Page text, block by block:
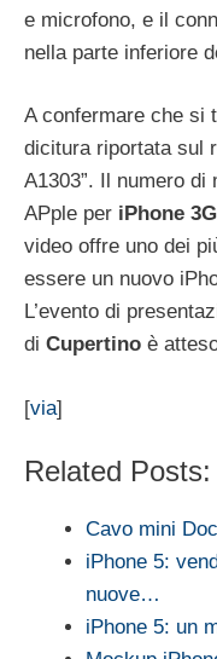
e microfono, e il
nella parte inferiore
A confermare che si
dicitura riportata sul
A1303”. Il numero
APple per iPhone
video offre uno dei
essere un nuovo
L’evento di
di Cupertino è
[via]
Related Posts:
Cavo mini
iPhone 5:
nuove…
iPhone 5: un